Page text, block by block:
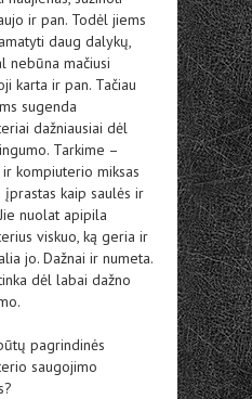
ir pan. Todėl jiems
daug dalykų,
nebūna mačiusi
karta ir pan. Tačiau
sugenda
dažniausiai dėl
Tarkime –
kompiuterio miksas
įprastas kaip saulės ir
nuolat apipila
viskuo, ką geria ir
jo. Dažnai ir numeta.
dėl labai dažno
pagrindinės
saugojimo